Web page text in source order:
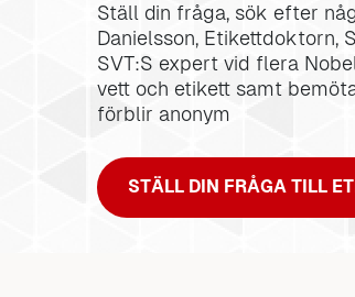
Ställ din fråga, sök efter
Danielsson, Etikettdoktorn,
SVT:S expert vid flera
vett och etikett samt
förblir anonym
STÄLL DIN FRÅGA TILL